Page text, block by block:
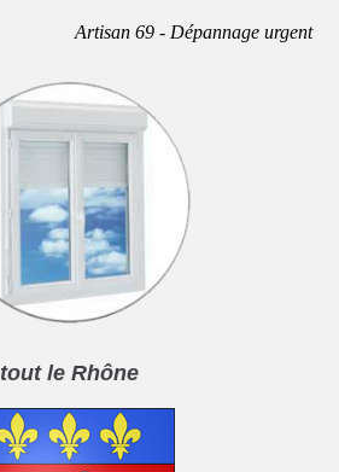
Artisan 69 - Dépannage urgent
tout le Rhône